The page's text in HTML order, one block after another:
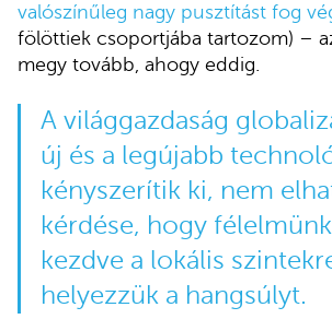
valószínűleg nagy pusztítást fog
fölöttiek csoportjába tartozom) –
megy tovább, ahogy eddig.
A világgazdaság
új és a legújabb
kényszerítik ki, nem
kérdése, hogy
kezdve a lokális
helyezzük a hangsúlyt.